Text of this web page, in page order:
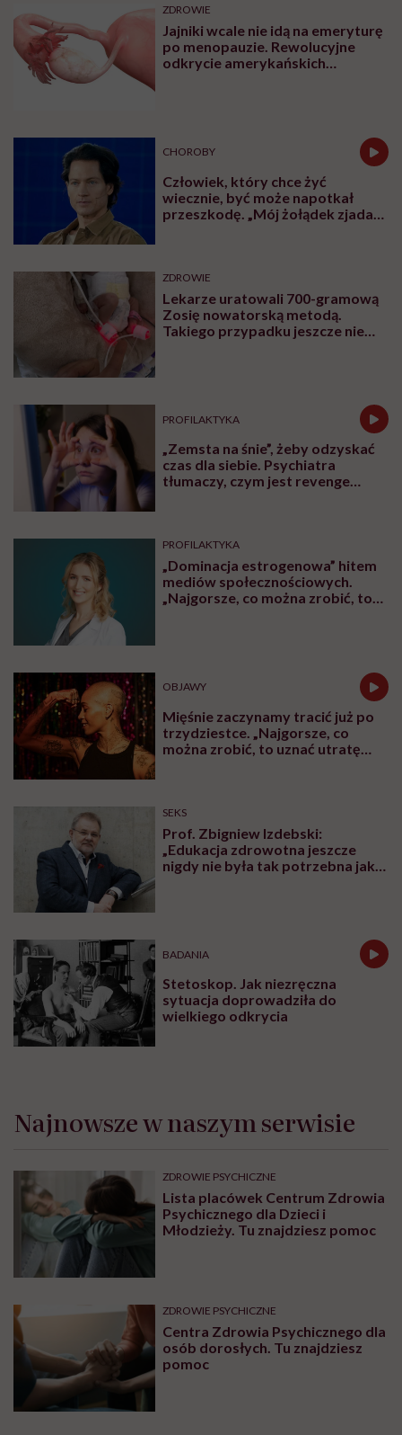
ZDROWIE
Jajniki wcale nie idą na emeryturę
po menopauzie. Rewolucyjne
odkrycie amerykańskich
CHOROBY
Człowiek, który chce żyć
wiecznie, być może napotkał
przeszkodę. „Mój żołądek zjada
ZDROWIE
Lekarze uratowali 700-gramową
Zosię nowatorską metodą.
Takiego przypadku jeszcze nie
PROFILAKTYKA
„Zemsta na śnie”, żeby odzyskać
czas dla siebie. Psychiatra
tłumaczy, czym jest revenge
PROFILAKTYKA
„Dominacja estrogenowa” hitem
mediów społecznościowych.
„Najgorsze, co można zrobić, to
OBJAWY
Mięśnie zaczynamy tracić już po
trzydziestce. „Najgorsze, co
można zrobić, to uznać utratę
SEKS
Prof. Zbigniew Izdebski:
„Edukacja zdrowotna jeszcze
nigdy nie była tak potrzebna jak
BADANIA
Stetoskop. Jak niezręczna
sytuacja doprowadziła do
wielkiego odkrycia
Najnowsze w naszym serwisie
ZDROWIE PSYCHICZNE
Lista placówek Centrum Zdrowia
Psychicznego dla Dzieci i
Młodzieży. Tu znajdziesz pomoc
ZDROWIE PSYCHICZNE
Centra Zdrowia Psychicznego dla
osób dorosłych. Tu znajdziesz
pomoc